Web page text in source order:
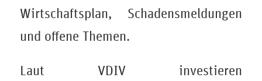
Wirtschaftsplan, Schadensmeldungen
und offene Themen.
Laut VDIV investieren